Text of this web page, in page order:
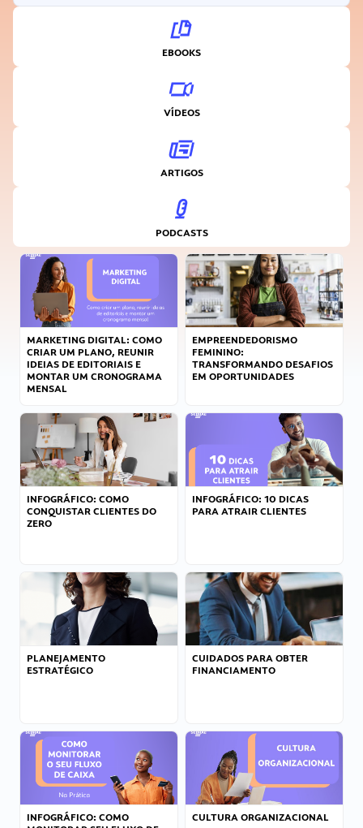
EBOOKS
VÍDEOS
ARTIGOS
PODCASTS
MARKETING DIGITAL: COMO
CRIAR UM PLANO, REUNIR
IDEIAS DE EDITORIAIS E
MONTAR UM CRONOGRAMA
MENSAL
EMPREENDEDORISMO
FEMININO:
TRANSFORMANDO DESAFIOS
EM OPORTUNIDADES
INFOGRÁFICO: COMO
CONQUISTAR CLIENTES DO
ZERO
INFOGRÁFICO: 10 DICAS
PARA ATRAIR CLIENTES
PLANEJAMENTO
ESTRATÉGICO
CUIDADOS PARA OBTER
FINANCIAMENTO
INFOGRÁFICO: COMO
CULTURA ORGANIZACIONAL